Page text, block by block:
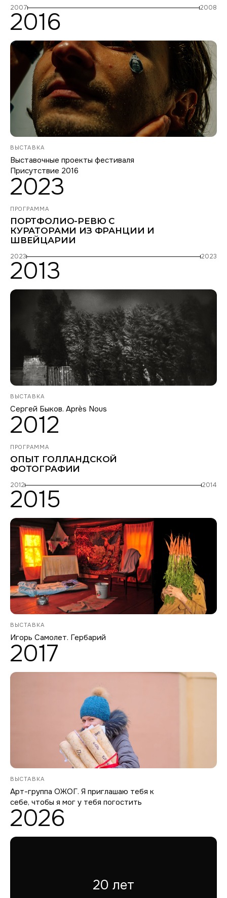
2007 2008
2016
ВЫСТАВКА
Выставочные проекты фестиваля
Присутствие 2016
2023
ПРОГРАММА
ПОРТФОЛИО-РЕВЮ С
КУРАТОРАМИ ИЗ ФРАНЦИИ И
ШВЕЙЦАРИИ
2023 2023
2013
ВЫСТАВКА
Сергей Быков. Après Nous
2012
ПРОГРАММА
ОПЫТ ГОЛЛАНДСКОЙ
ФОТОГРАФИИ
2012 2014
2015
ВЫСТАВКА
Игорь Самолет. Гербарий
2017
ВЫСТАВКА
Арт-группа ОЖОГ. Я приглашаю тебя к
себе, чтобы я мог у тебя погостить
2026
20 лет